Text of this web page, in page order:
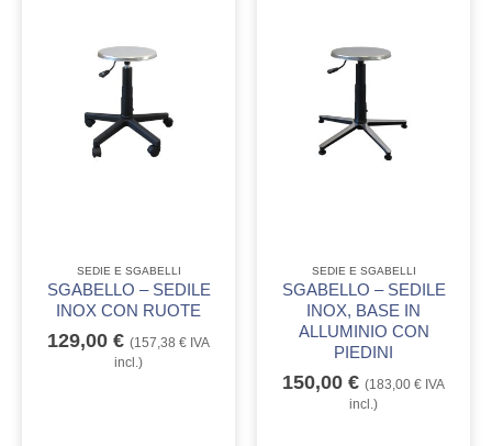
SEDIE E SGABELLI
SGABELLO – SEDILE
INOX CON RUOTE
129,00 € (157,38 € IVA
incl.)
SEDIE E SGABELLI
SGABELLO – SEDILE
INOX, BASE IN
ALLUMINIO CON
PIEDINI
150,00 € (183,00 € IVA
incl.)